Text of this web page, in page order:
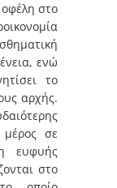
στο
ενώ
το
αρχής.
σε
ευφυής
στο